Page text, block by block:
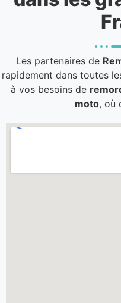
Les partenaires de
rapidement dans toutes
à vos besoins de
moto, où